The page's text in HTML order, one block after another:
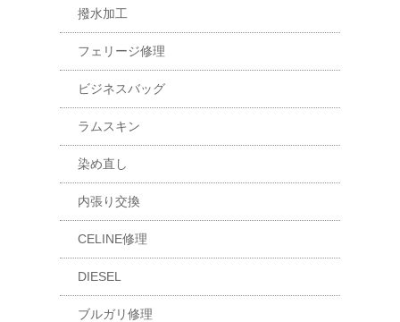
撥水加工
フェリージ修理
ビジネスバッグ
ラムスキン
染め直し
内張り交換
CELINE修理
DIESEL
ブルガリ修理